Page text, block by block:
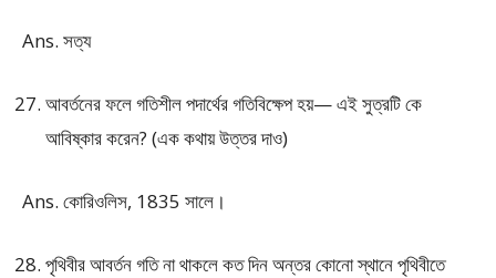
Ans. সত্য
আবর্তনের ফলে গতিশীল পদার্থের গতিবিক্ষেপ হয়— এই সুত্রটি কে
আবিষ্কার করেন? (এক কথায় উত্তর দাও)
Ans. কোরিওলিস, 1835 সালে।
পৃথিবীর আবর্তন গতি না থাকলে কত দিন অন্তর কোনো স্থানে পৃথিবীতে